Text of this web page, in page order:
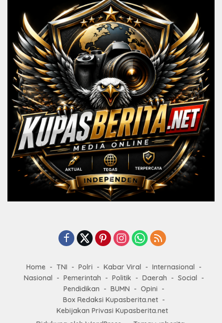
Home TNI Polri Kabar Viral
Internasional
Nasional
Pemerintah Politik Daerah
Social
Pendidikan
BUMN
Opini
Box Redaksi Kupasberita.net
Kebijakan Privasi Kupasberita.net